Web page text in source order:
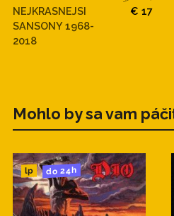
NEJKRASNEJSI
SANSONY 1968-
2018
€ 17
Mohlo by sa vam
lp do 24h